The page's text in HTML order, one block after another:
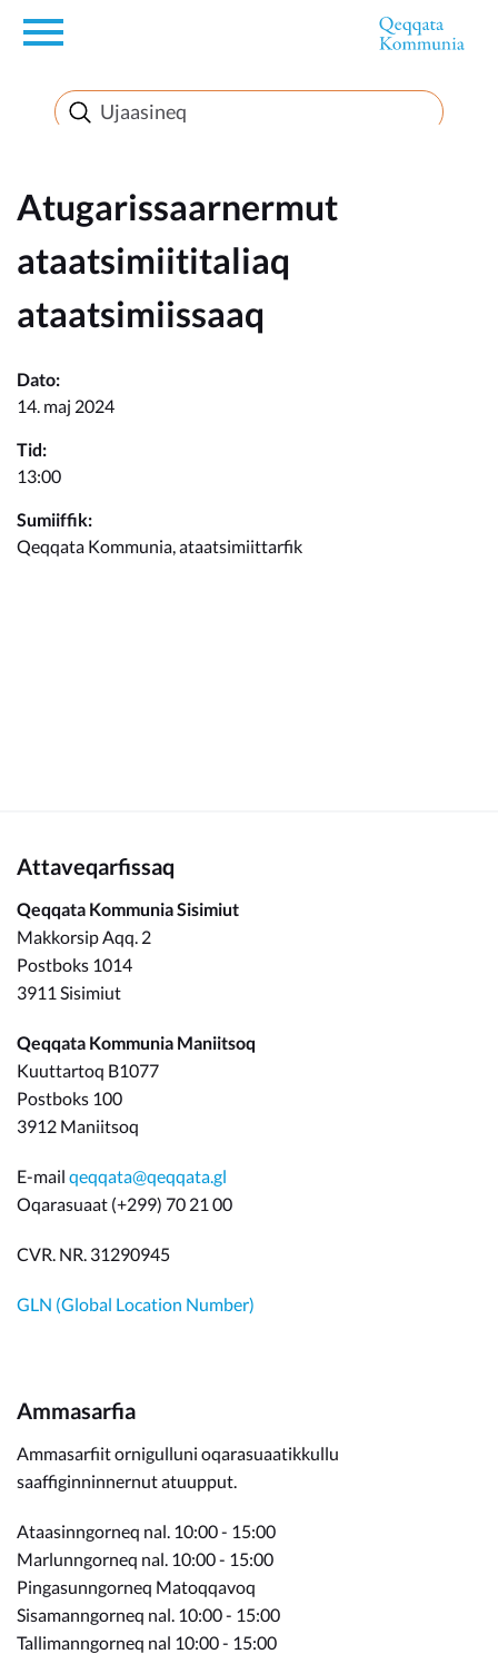
en
Innuttaasunut
Inuussutissarsiorneq
Politikki
Takornariat
Kommunimi pilersaarut
Atugarissaarnermut
ataatsimiititaliaq
ataatsimiissaaq
Dato:
14. maj 2024
Tid:
13:00
Sumiiffik:
Qeqqata Kommunia, ataatsimiittarfik
Attaveqarfissaq
Qeqqata Kommunia Sisimiut
Makkorsip Aqq. 2
Postboks 1014
3911 Sisimiut
Qeqqata Kommunia Maniitsoq
Kuuttartoq B1077
Postboks 100
3912 Maniitsoq
E-mail qeqqata@qeqqata.gl
Oqarasuaat (+299) 70 21 00
CVR. NR. 31290945
GLN (Global Location Number)
Ammasarfia
Ammasarfiit ornigulluni oqarasuaatikkullu
saaffiginninnernut atuupput.
Ataasinngorneq nal. 10:00 - 15:00
Marlunngorneq nal. 10:00 - 15:00
Pingasunngorneq Matoqqavoq
Sisamanngorneq nal. 10:00 - 15:00
Tallimanngorneq nal 10:00 - 15:00